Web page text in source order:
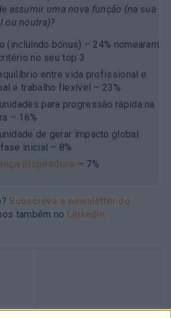
assumir uma nova função (na sua
ou noutra)?
(incluindo bónus) – 24% nomearam
no seu top 3
entre vida profissional e
e trabalho flexível – 23%
para progressão rápida na
– 16%
de gerar impacto global
inicial – 8%
inspiradora – 7%
Subscreva a newsletter do
também no LinkedIn